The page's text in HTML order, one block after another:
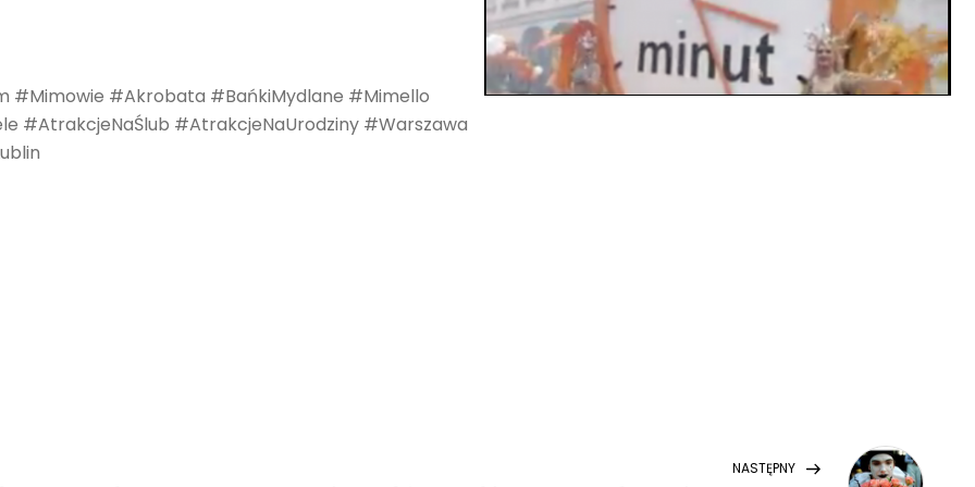
#Mimowie #Akrobata #BańkiMydlane #Mimello
#AtrakcjeNaŚlub #AtrakcjeNaUrodziny #Warszawa
NASTĘPNY